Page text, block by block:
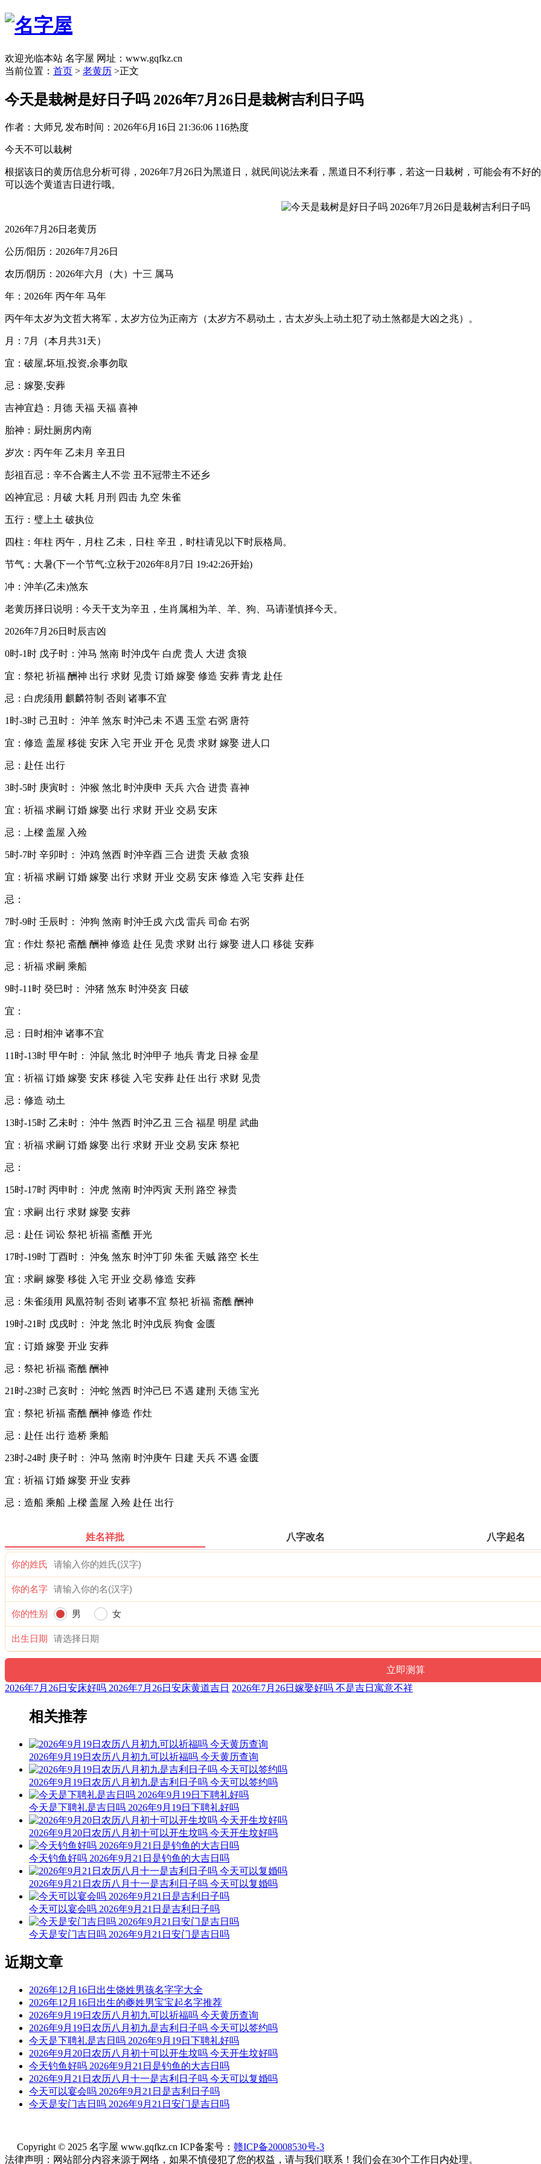
欢迎光临本站 名字屋 网址：www.gqfkz.cn
当前位置： 首页 > 老黄历 >正文
今天是栽树是好日子吗 2026年7月26日是栽树吉利日子吗
作者：大师兄 发布时间：2026年6月16日 21:36:06 116热度
今天不可以栽树
根据该日的黄历信息分析可得，2026年7月26日为黑道日，就民间说法来看，黑道日不利行事，若这一日栽树，可能会有不好
可以选个黄道吉日进行哦。
2026年7月26日老黄历
公历/阳历：2026年7月26日
农历/阴历：2026年六月（大）十三 属马
年：2026年 丙午年 马年
丙午年太岁为文哲大将军，太岁方位为正南方（太岁方不易动土，古太岁头上动土犯了动土煞都是大凶之兆）。
月：7月（本月共31天）
宜：破屋,坏垣,投资,余事勿取
忌：嫁娶,安葬
吉神宜趋：月德 天福 天福 喜神
胎神：厨灶厕房内南
岁次：丙午年 乙未月 辛丑日
彭祖百忌：辛不合酱主人不尝 丑不冠带主不还乡
凶神宜忌：月破 大耗 月刑 四击 九空 朱雀
五行：璧上土 破执位
四柱：年柱 丙午，月柱 乙未，日柱 辛丑，时柱请见以下时辰格局。
节气：大暑(下一个节气:立秋于2026年8月7日 19:42:26开始)
冲：沖羊(乙未)煞东
老黄历择日说明：今天干支为辛丑，生肖属相为羊、羊、狗、马请谨慎择今天。
2026年7月26日时辰吉凶
0时-1时 戊子时：沖马 煞南 时沖戊午 白虎 贵人 大进 贪狼
宜：祭祀 祈福 酬神 出行 求财 见贵 订婚 嫁娶 修造 安葬 青龙 赴任
忌：白虎须用 麒麟符制 否则 诸事不宜
1时-3时 己丑时： 沖羊 煞东 时沖己未 不遇 玉堂 右弼 唐符
宜：修造 盖屋 移徙 安床 入宅 开业 开仓 见贵 求财 嫁娶 进人口
忌：赴任 出行
3时-5时 庚寅时： 沖猴 煞北 时沖庚申 天兵 六合 进贵 喜神
宜：祈福 求嗣 订婚 嫁娶 出行 求财 开业 交易 安床
忌：上樑 盖屋 入殓
5时-7时 辛卯时： 沖鸡 煞西 时沖辛酉 三合 进贵 天赦 贪狼
宜：祈福 求嗣 订婚 嫁娶 出行 求财 开业 交易 安床 修造 入宅 安葬 赴任
忌：
7时-9时 壬辰时： 沖狗 煞南 时沖壬戍 六戊 雷兵 司命 右弼
宜：作灶 祭祀 斋醮 酬神 修造 赴任 见贵 求财 出行 嫁娶 进人口 移徙 安葬
忌：祈福 求嗣 乘船
9时-11时 癸巳时： 沖猪 煞东 时沖癸亥 日破
宜：
忌：日时相沖 诸事不宜
11时-13时 甲午时： 沖鼠 煞北 时沖甲子 地兵 青龙 日禄 金星
宜：祈福 订婚 嫁娶 安床 移徙 入宅 安葬 赴任 出行 求财 见贵
忌：修造 动土
13时-15时 乙未时： 沖牛 煞西 时沖乙丑 三合 福星 明星 武曲
宜：祈福 求嗣 订婚 嫁娶 出行 求财 开业 交易 安床 祭祀
忌：
15时-17时 丙申时： 沖虎 煞南 时沖丙寅 天刑 路空 禄贵
宜：求嗣 出行 求财 嫁娶 安葬
忌：赴任 词讼 祭祀 祈福 斋醮 开光
17时-19时 丁酉时： 沖兔 煞东 时沖丁卯 朱雀 天贼 路空 长生
宜：求嗣 嫁娶 移徙 入宅 开业 交易 修造 安葬
忌：朱雀须用 凤凰符制 否则 诸事不宜 祭祀 祈福 斋醮 酬神
19时-21时 戊戌时： 沖龙 煞北 时沖戊辰 狗食 金匮
宜：订婚 嫁娶 开业 安葬
忌：祭祀 祈福 斋醮 酬神
21时-23时 己亥时： 沖蛇 煞西 时沖己巳 不遇 建刑 天德 宝光
宜：祭祀 祈福 斋醮 酬神 修造 作灶
忌：赴任 出行 造桥 乘船
23时-24时 庚子时： 沖马 煞南 时沖庚午 日建 天兵 不遇 金匮
宜：祈福 订婚 嫁娶 开业 安葬
忌：造船 乘船 上樑 盖屋 入殓 赴任 出行
姓名祥批 八字改名 八字起名
你的姓氏
你的名字
你的性别 男 女
出生日期
2026年7月26日安床好吗 2026年7月26日安床黄道吉日 2026年7月26日嫁娶好吗 不是吉日寓意不祥
相关推荐
2026年9月19日农历八月初九可以祈福吗 今天黄历查询
2026年9月19日农历八月初九是吉利日子吗 今天可以签约吗
今天是下聘礼是吉日吗 2026年9月19日下聘礼好吗
2026年9月20日农历八月初十可以开生坟吗 今天开生坟好吗
今天钓鱼好吗 2026年9月21日是钓鱼的大吉日吗
2026年9月21日农历八月十一是吉利日子吗 今天可以复婚吗
今天可以宴会吗 2026年9月21日是吉利日子吗
今天是安门吉日吗 2026年9月21日安门是吉日吗
近期文章
2026年12月16日出生饶姓男孩名字字大全
2026年12月16日出生的夔姓男宝宝起名字推荐
2026年9月19日农历八月初九可以祈福吗 今天黄历查询
2026年9月19日农历八月初九是吉利日子吗 今天可以签约吗
今天是下聘礼是吉日吗 2026年9月19日下聘礼好吗
2026年9月20日农历八月初十可以开生坟吗 今天开生坟好吗
今天钓鱼好吗 2026年9月21日是钓鱼的大吉日吗
2026年9月21日农历八月十一是吉利日子吗 今天可以复婚吗
今天可以宴会吗 2026年9月21日是吉利日子吗
今天是安门吉日吗 2026年9月21日安门是吉日吗
Copyright © 2025 名字屋 www.gqfkz.cn ICP备案号： 赣ICP备20008530号-3
法律声明：网站部分内容来源于网络，如果不慎侵犯了您的权益，请与我们联系！我们会在30个工作日内处理。